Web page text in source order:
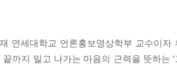
연세대학교 언론홍보영상학부 교수이자
지 밀고 나가는 마음의 근력을 뜻하는 ‘